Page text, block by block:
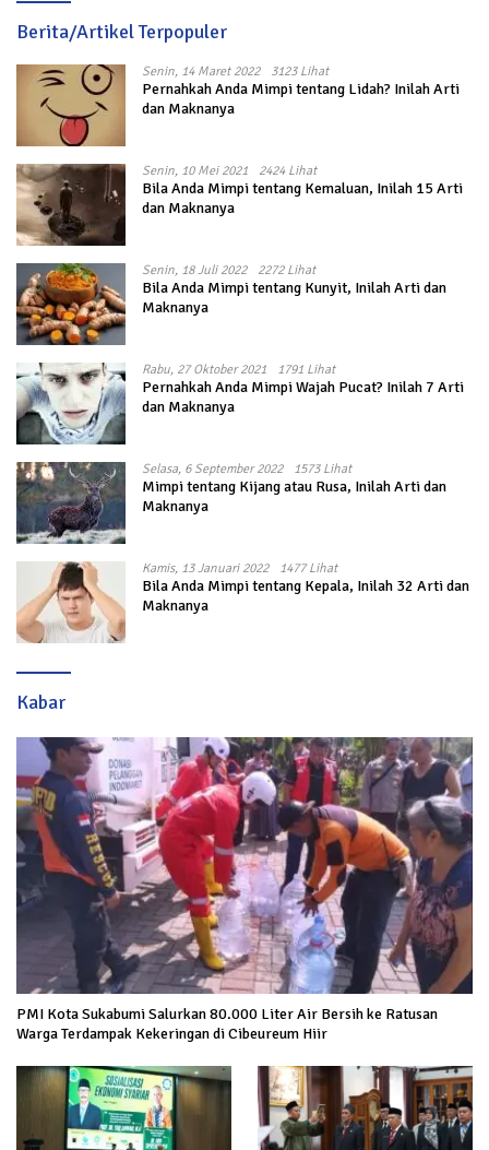
Berita/Artikel Terpopuler
Senin, 14 Maret 2022 3123 Lihat
Pernahkah Anda Mimpi tentang Lidah? Inilah Arti
dan Maknanya
Senin, 10 Mei 2021 2424 Lihat
Bila Anda Mimpi tentang Kemaluan, Inilah 15 Arti
dan Maknanya
Senin, 18 Juli 2022 2272 Lihat
Bila Anda Mimpi tentang Kunyit, Inilah Arti dan
Maknanya
Rabu, 27 Oktober 2021 1791 Lihat
Pernahkah Anda Mimpi Wajah Pucat? Inilah 7 Arti
dan Maknanya
Selasa, 6 September 2022 1573 Lihat
Mimpi tentang Kijang atau Rusa, Inilah Arti dan
Maknanya
Kamis, 13 Januari 2022 1477 Lihat
Bila Anda Mimpi tentang Kepala, Inilah 32 Arti dan
Maknanya
Kabar
PMI Kota Sukabumi Salurkan 80.000 Liter Air Bersih ke Ratusan
Warga Terdampak Kekeringan di Cibeureum Hiir